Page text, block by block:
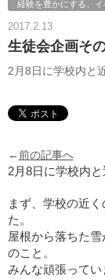
経験を豊かにする、
2017.2.13
生徒会企画そ
2月8日に学校内と
←前の記事へ
2月8日に学校内
まず、学校の近
た。
屋根から落ちた
のこと。
みんな頑張ってい